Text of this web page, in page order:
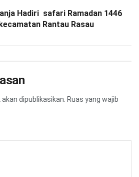
Hadiri safari Ramadan 1446
Rantau Rasau
dipublikasikan. Ruas yang wajib